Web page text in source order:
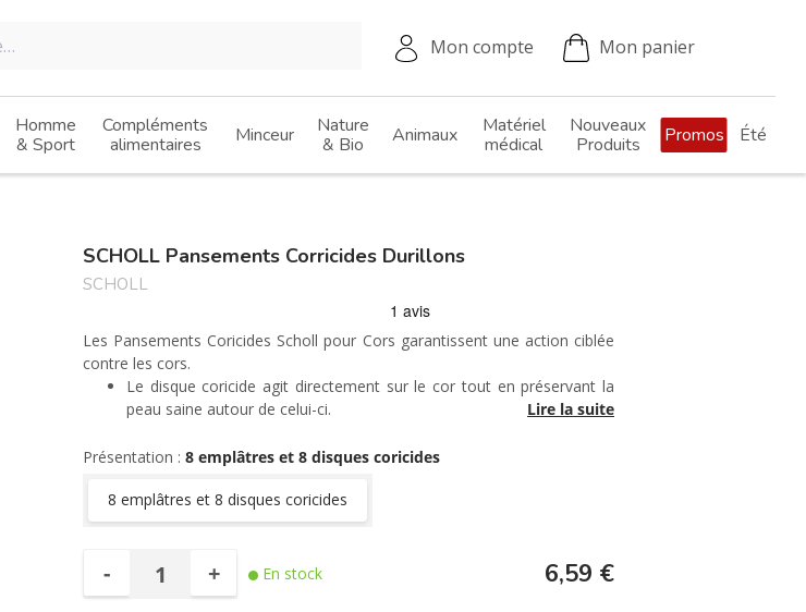
Mon compte Mon panier
Homme
& Sport
Compléments
alimentaires
Minceur
Nature
& Bio
Animaux
Matériel
médical
Nouveaux
Produits
Promos Été
SCHOLL Pansements Corricides Durillons
SCHOLL
Les Pansements Coricides Scholl pour Cors garantissent une action ciblée
contre les cors.
Le disque coricide agit directement sur le cor tout en préservant la
peau saine autour de celui-ci.
douleur et les pressions exercées sur le cor.
Résiste à l'eau.
Lire la suite
Présentation : 8 emplâtres et 8 disques coricides
8 emplâtres et 8 disques coricides
En stock
- + 6,59 €